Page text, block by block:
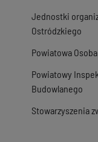
Jednostki
Ostródzkiego
Powiatowa
Powiatowy
Budowlanego
Stowarzyszenia